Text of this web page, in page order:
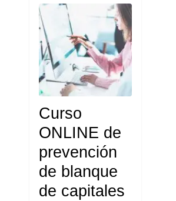
Curso
ONLINE de
prevención
de blanque
de capitales